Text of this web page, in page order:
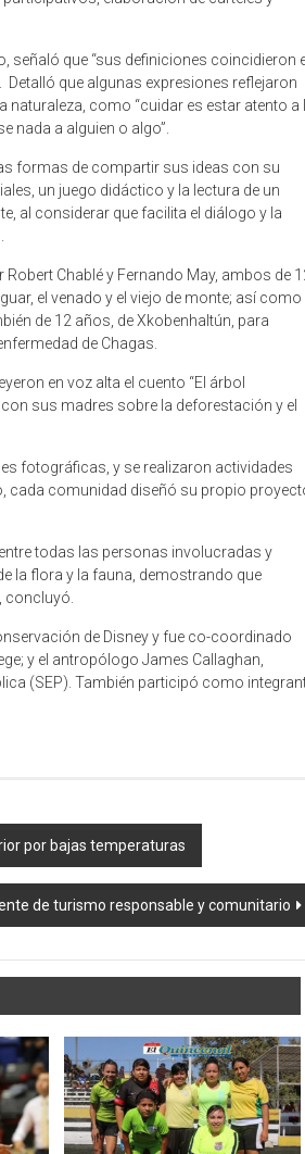
señaló que “sus definiciones coincidieron
Detalló que algunas expresiones reflejaron
naturaleza, como “cuidar es estar atento a
nada a alguien o algo”.
formas de compartir sus ideas con su
un juego didáctico y la lectura de un
al considerar que facilita el diálogo y la
Chablé y Fernando May, ambos de
el venado y el viejo de monte; así como
de 12 años, de Xkobenhaltún, para
de Chagas.
en voz alta el cuento “El árbol
sus madres sobre la deforestación y el
fotográficas, y se realizaron actividades
cada comunidad diseñó su propio
todas las personas involucradas y
la flora y la fauna, demostrando que
concluyó.
de Disney y fue co-coordinado
y el antropólogo James Callaghan,
(SEP). También participó como
por bajas temperaturas
de turismo responsable y comunitario